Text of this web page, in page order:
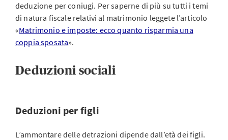
deduzione per coniugi. Per saperne di più su tutti i temi
di natura fiscale relativi al matrimonio leggete l’articolo
«Matrimonio e imposte: ecco quanto risparmia una
coppia sposata».
Deduzioni sociali
Deduzioni per figli
L’ammontare delle detrazioni dipende dall’età dei figli.